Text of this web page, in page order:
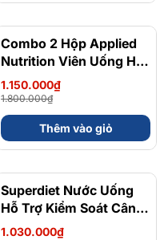
- 36%
Combo 2 Hộp Applied
Nutrition Viên Uống Hỗ
Trợ Nam Giới 120 viên
1.150.000₫
1.800.000₫
Thêm vào giỏ
Superdiet Nước Uống
Hỗ Trợ Kiểm Soát Cân
Nặng Actimincyl Bio
1.030.000₫